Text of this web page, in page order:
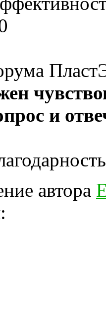
и
автора